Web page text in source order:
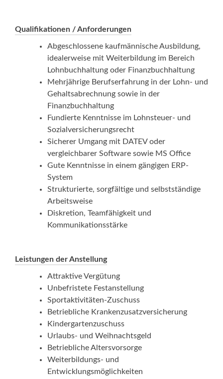
Qualifikationen / Anforderungen
Abgeschlossene kaufmännische Ausbildung,
idealerweise mit Weiterbildung im Bereich
Lohnbuchhaltung oder Finanzbuchhaltung
Mehrjährige Berufserfahrung in der Lohn- und
Gehaltsabrechnung sowie in der
Finanzbuchhaltung
Fundierte Kenntnisse im Lohnsteuer- und
Sozialversicherungsrecht
Sicherer Umgang mit DATEV oder
vergleichbarer Software sowie MS Office
Gute Kenntnisse in einem gängigen ERP-
System
Strukturierte, sorgfältige und selbstständige
Arbeitsweise
Diskretion, Teamfähigkeit und
Kommunikationsstärke
Leistungen der Anstellung
Attraktive Vergütung
Unbefristete Festanstellung
Sportaktivitäten-Zuschuss
Betriebliche Krankenzusatzversicherung
Kindergartenzuschuss
Urlaubs- und Weihnachtsgeld
Betriebliche Altersvorsorge
Weiterbildungs- und
Entwicklungsmöglichkeiten